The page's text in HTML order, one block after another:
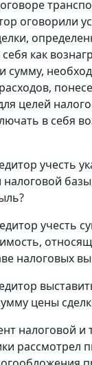
оговорили
как
сумму,
целей
в себя
учесть
учесть
налоговых
цены
налоговой
рассмотрел